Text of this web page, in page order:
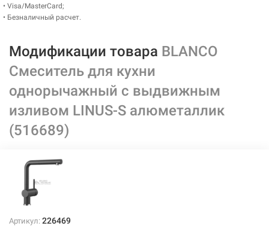
• Visa/MasterCard;
• Безналичный расчет.
Модификации товара BLANCO
Смеситель для кухни
однорычажный с выдвижным
изливом LINUS-S алюметаллик
(516689)
Артикул: 226469